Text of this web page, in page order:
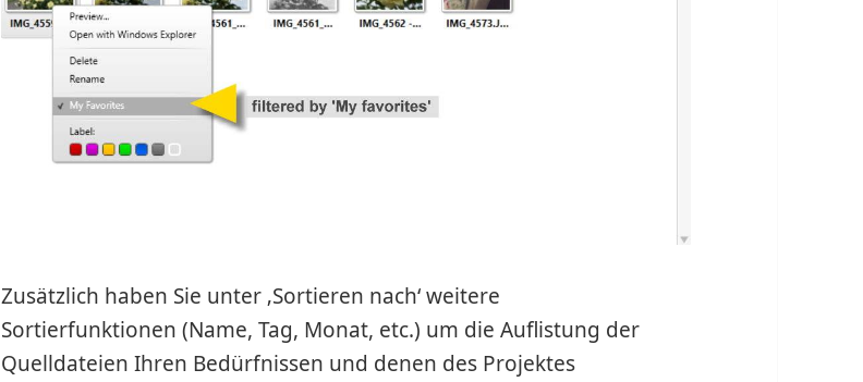
Zusätzlich haben Sie unter ‚Sortieren nach‘ weitere
Sortierfunktionen (Name, Tag, Monat, etc.) um die Auflistung der
Quelldateien Ihren Bedürfnissen und denen des Projektes